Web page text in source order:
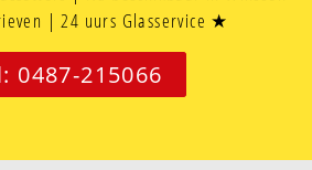
| 24 uurs Glasservice ★
0487-215066